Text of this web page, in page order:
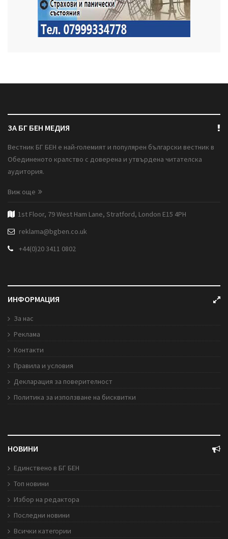
ЗА БГ БЕН МЕДИЯ
Вестник БГ БЕН е най-големият и популярен български вестник в
Обединеното кралство с доверена и утвърдена читателска
аудитория.
Виж още
1st Floor, 79 West Ham Lane, Stratford, London E15 4PH
reklama@bgben.co.uk
+44(0)20 3411 0802
ИНФОРМАЦИЯ
За нас
Реклама
Контакти
Правила и условия
Декларация за поверителност
Политика за използване на бисквитки
НОВИНИ
Единствено в БГ БЕН
Топ новини
Избор на редактора
Последни новини
Всички категории